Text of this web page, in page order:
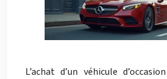
L’achat d’un véhicule